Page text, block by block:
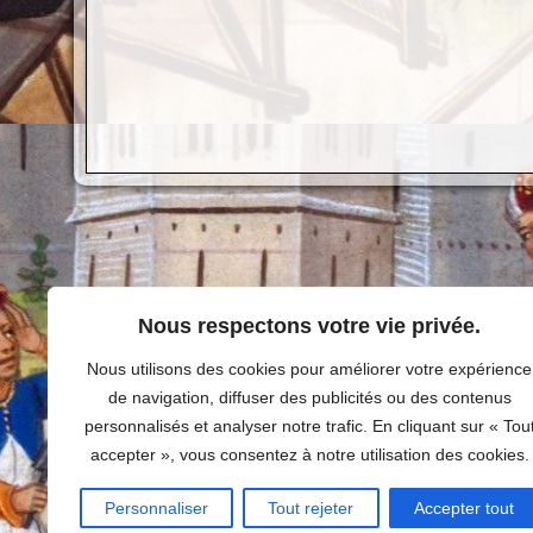
Nous respectons votre vie privée.
Nous utilisons des cookies pour améliorer votre expérience
de navigation, diffuser des publicités ou des contenus
personnalisés et analyser notre trafic. En cliquant sur «
accepter », vous consentez à notre utilisation des cookies.
Personnaliser Tout rejeter Accepter tout